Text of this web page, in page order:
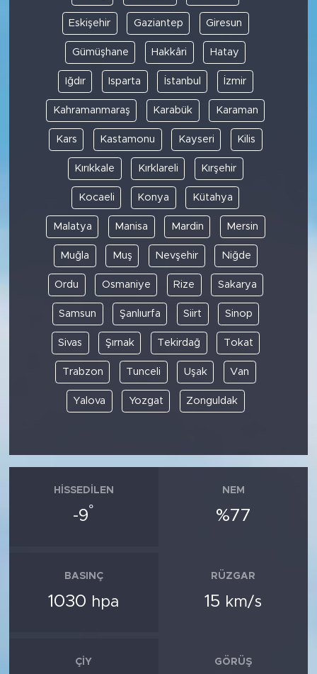
Eskişehir Gaziantep Giresun
Gümüşhane Hakkâri Hatay
Iğdır Isparta İstanbul İzmir
Kahramanmaraş Karabük Karaman
Kars Kastamonu Kayseri Kilis
Kırıkkale Kırklareli Kırşehir
Kocaeli Konya Kütahya
Malatya Manisa Mardin Mersin
Muğla Muş Nevşehir Niğde
Ordu Osmaniye Rize Sakarya
Samsun Şanlıurfa Siirt Sinop
Sivas Şırnak Tekirdağ Tokat
Trabzon Tunceli Uşak Van
Yalova Yozgat Zonguldak
HISSEDILEN
-9°
NEM
%77
BASINÇ
1030 hpa
RÜZGAR
15 km/s
ÇIY GÖRÜŞ